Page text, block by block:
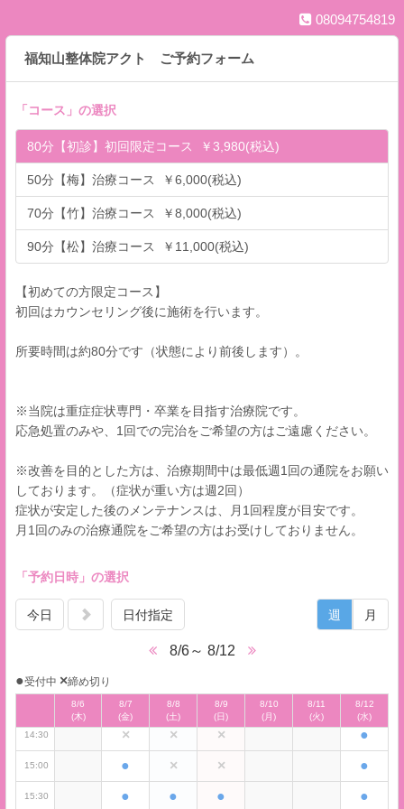
08094754819
福知山整体院アクト ご予約フォーム
「 コース 」の選択
80分【初診】初回限定コース ￥3,980(税込)
50分【梅】治療コース ￥6,000(税込)
70分【竹】治療コース ￥8,000(税込)
90分【松】治療コース ￥11,000(税込)
【初めての方限定コース】
初回はカウンセリング後に施術を行います。
所要時間は約80分です（状態により前後します）。
※当院は重症症状専門・卒業を目指す治療院です。
応急処置のみや、1回での完治をご希望の方はご遠慮ください。
※改善を目的とした方は、治療期間中は最低週1回の通院をお願い
しております。（症状が重い方は週2回）
症状が安定した後のメンテナンスは、月1回程度が目安です。
月1回のみの治療通院をご希望の方はお受けしておりません。
「予約日時」の選択
今日 日付指定
8/6～ 8/12
週 月
●受付中 ×締め切り
8/6
(木)
8/7
(金)
8/8
(土)
8/9
(日)
8/10
(月)
8/11
(火)
8/12
(水)
10:00 × × × ×
10:30 × × ×
× × ×
12:00 ×
12:30 × ● ×
× ×
× × × ●
14:30 × × × ●
15:00 ● × × ●
15:30 ● ● ● ●